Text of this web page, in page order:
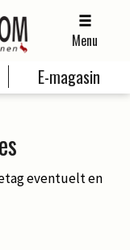
Menu
E-magasin
eventuelt en